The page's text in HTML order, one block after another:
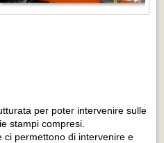
per poter intervenire sulle
stampi compresi.
ci permettono di intervenire e